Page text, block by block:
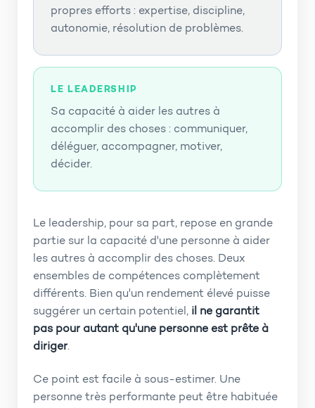
propres efforts : expertise, discipline,
autonomie, résolution de problèmes.
LE LEADERSHIP
Sa capacité à aider les autres à
accomplir des choses : communiquer,
déléguer, accompagner, motiver,
décider.
Le leadership, pour sa part, repose en grande
partie sur la capacité d'une personne à aider
les autres à accomplir des choses. Deux
ensembles de compétences complètement
différents. Bien qu'un rendement élevé puisse
suggérer un certain potentiel, il ne garantit
pas pour autant qu'une personne est prête à
diriger.
Ce point est facile à sous-estimer. Une
personne très performante peut être habituée